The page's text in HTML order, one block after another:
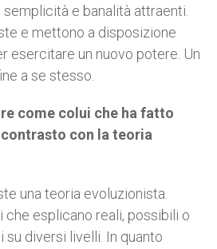
semplicità e banalità attraenti.
e mettono a disposizione
esercitare un nuovo potere. Un
a se stesso.
come colui che ha fatto
con la teoria
una teoria evoluzionista.
che esplicano reali, possibili o
diversi livelli. In quanto